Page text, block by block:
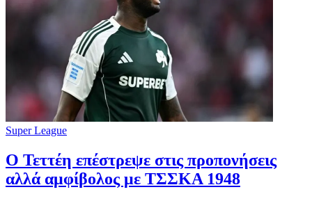
Super League
Ο Τεττέη επέστρεψε στις προπονήσεις
αλλά αμφίβολος με ΤΣΣΚΑ 1948